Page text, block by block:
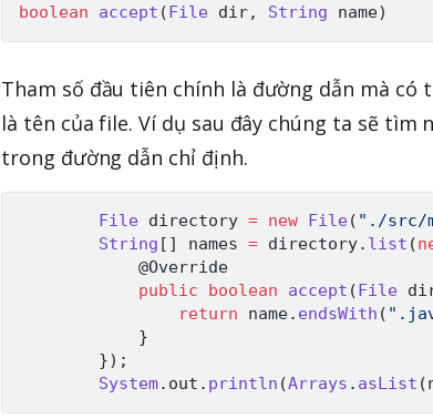
boolean accept (File dir, String name)
Tham số đầu tiên chính là đường dẫn mà
là tên của file. Ví dụ sau đây chúng ta sẽ tìm
trong đường dẫn chỉ định.
File directory = new File( "./src/
String [ ] names = directory. list (
@Override
public
boolean accept (File
return name. endsWith (
}
}) ;
System. out . println (Arrays . asList (